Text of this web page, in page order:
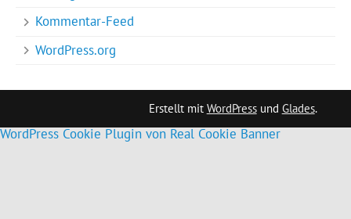
Kommentar-Feed
WordPress.org
Erstellt mit WordPressund Glades.
WordPress Cookie Plugin von Real Cookie Banner